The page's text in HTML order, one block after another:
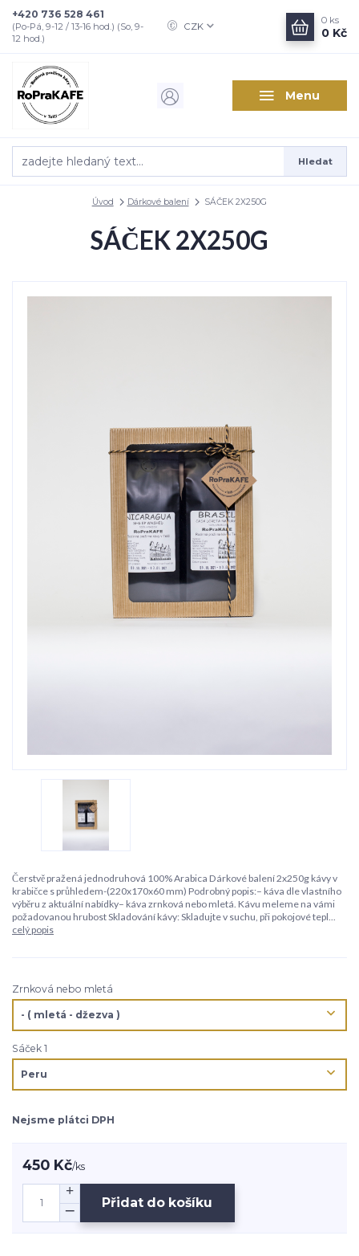
Menu
CZK
Hledat
+420 736 528 461
(Po-Pá, 9-12 / 13-16 hod.) (So, 9-
12 hod.)
0 ks
0 Kč
Úvod Dárkové balení SÁČEK 2X250G
SÁČEK 2X250G
Čerstvě pražená jednodruhová 100% Arabica Dárkové balení 2x250g kávy v
krabičce s průhledem-(220x170x60 mm) Podrobný popis:– káva dle vlastního
výběru z aktuální nabídky– káva zrnková nebo mletá. Kávu meleme na vámi
požadovanou hrubost Skladování kávy: Skladujte v suchu, při pokojové tepl...
celý popis
Zrnková nebo mletá
Sáček 1
Nejsme plátci DPH
450 Kč/ks
Přidat do košíku